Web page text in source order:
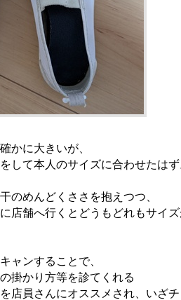
かに大きいが、
して本人のサイズに合わせたは
のめんどくささを抱えつつ、
店舗へ行くとどうもどれもサイ
ャンすることで、
掛かり方等を診てくれる
店員さんにオススメされ、いざ